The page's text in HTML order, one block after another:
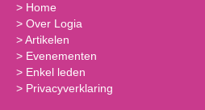
> Home
> Over Logia
>Artikelen
> Evenementen
> Enkel leden
> Privacyverklaring